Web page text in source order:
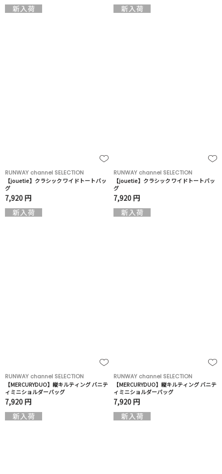
RUNWAY channel SELECTION
【jouetie】クラシック ワイドトートバッ
グ
7,920 円
RUNWAY channel SELECTION
【jouetie】クラシック ワイドトートバッ
グ
7,920 円
RUNWAY channel SELECTION
【MERCURYDUO】縦キルティング バニテ
ィミニショルダーバッグ
7,920 円
RUNWAY channel SELECTION
【MERCURYDUO】縦キルティング バニテ
ィミニショルダーバッグ
7,920 円